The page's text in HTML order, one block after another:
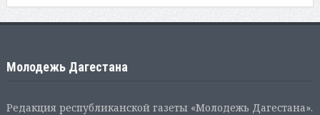
Молодежь Дагестана
Редакция республиканской газеты «Молодежь Дагестана».